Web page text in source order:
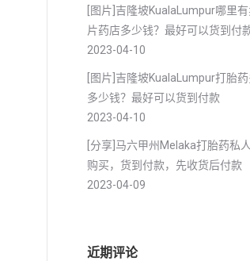
[图片]吉隆坡KualaLumpur哪里
片药店多少钱？最好可以货到付
2023-04-10
[图片]吉隆坡KualaLumpur打胎
多少钱？最好可以货到付款
2023-04-10
[分享]马六甲州Melaka打胎药私
购买，货到付款，先收货后付款
2023-04-09
近期评论